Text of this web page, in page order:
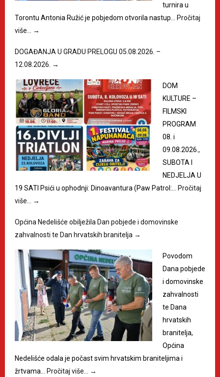
turnira u
Torontu Antonia Ružić je pobjedom otvorila nastup… Pročitaj
više…
→
DOGAĐANJA U GRADU PRELOGU 05.08.2026. –
12.08.2026. →
DOM
KULTURE –
FILMSKI
PROGRAM
08. i
09.08.2026.,
SUBOTA I
NEDJELJA U
19 SATI Psići u ophodnji: Dinoavantura (Paw Patrol:… Pročitaj
više…
→
Općina Nedelišće obilježila Dan pobjede i domovinske
zahvalnosti te Dan hrvatskih branitelja →
Povodom
Dana pobjede
i domovinske
zahvalnosti
te Dana
hrvatskih
branitelja,
Općina
Nedelišće odala je počast svim hrvatskim braniteljima i
žrtvama… Pročitaj više… →